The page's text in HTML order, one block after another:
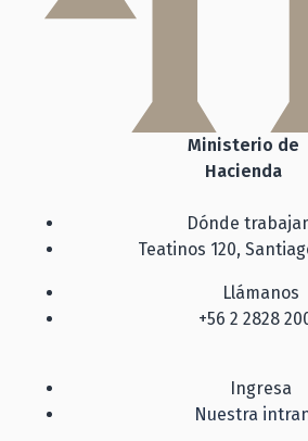
Ministerio de
Hacienda
Dónde
Teatinos 120,
Llámanos
+56 2 2828
Ingresa
Nuestra